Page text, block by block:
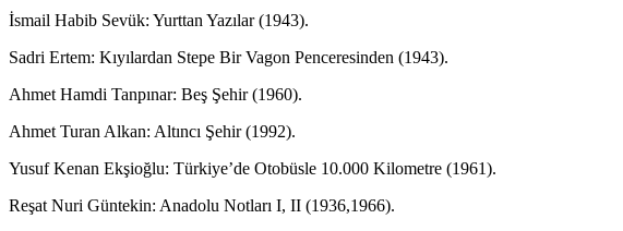
İsmail Habib Sevük: Yurttan Yazılar (1943).
Sadri Ertem: Kıyılardan Stepe Bir Vagon Penceresinden (1943).
Ahmet Hamdi Tanpınar: Beş Şehir (1960).
Ahmet Turan Alkan: Altıncı Şehir (1992).
Yusuf Kenan Ekşioğlu: Türkiye’de Otobüsle 10.000 Kilometre (1961).
Reşat Nuri Güntekin: Anadolu Notları I, II (1936,1966).